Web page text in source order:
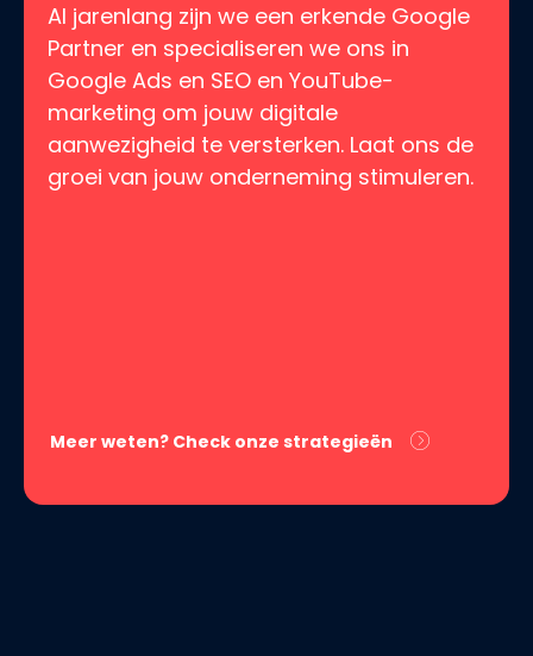
Al jarenlang zijn we een erkende Google
Partner en specialiseren we ons in
Google Ads en SEO en YouTube-
marketing om jouw digitale
aanwezigheid te versterken. Laat ons de
groei van jouw onderneming stimuleren.
Meer weten? Check onze strategieën